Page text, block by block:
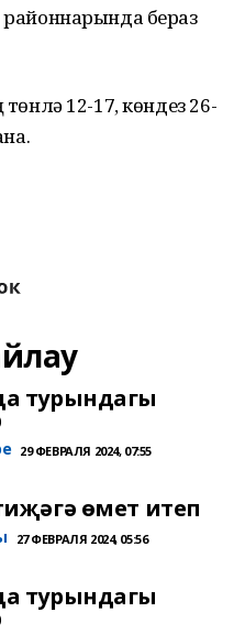
бераз
12-17, көндез 26-
турындагы
29 ФЕВРАЛЯ 2024, 07:55
өмет итеп
27 ФЕВРАЛЯ 2024, 05:56
турындагы